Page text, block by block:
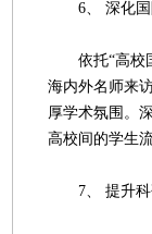
6、 深化国
依托“高校国
海内外名师来
厚学术氛围。
高校间的学生
7、 提升科